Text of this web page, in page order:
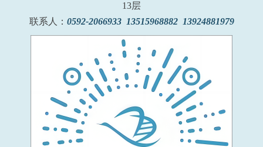
13层
联系人： 0592-2066933 13515968882 13924881979